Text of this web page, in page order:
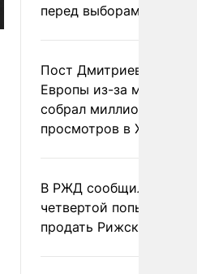
перед выборами
Пост Дмитриева о
Европы из-за
собрал миллион
просмотров в X
В РЖД сообщили о
четвертой попытке
продать Рижский